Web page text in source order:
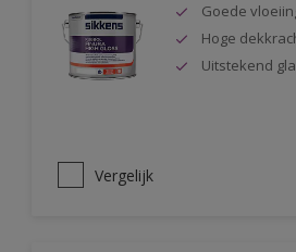
Goede
Hoge
Uitstekend
Vergelijk